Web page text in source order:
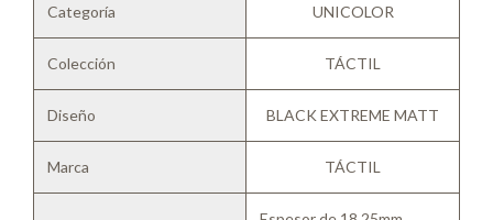
Categoría UNICOLOR
Colección TÁCTIL
Diseño BLACK EXTREME MATT
Marca TÁCTIL